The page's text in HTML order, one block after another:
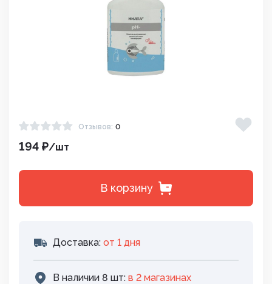
Отзывов: 0
194 ₽/шт
В корзину
Доставка: от 1 дня
В наличии 8 шт: в 2 магазинах